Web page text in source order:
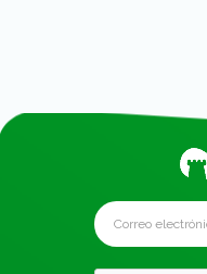
Alternative: